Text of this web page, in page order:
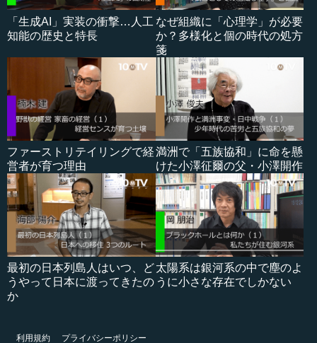
「生成AI」実装の衝撃…人工
知能の歴史と特長
なぜ組織に「心理学」が必要
か？多様化と個の時代の処方
箋
ファーストリテイリングで経
営者が育つ理由
満洲で「五族協和」に命を懸
けた小澤征爾の父・小澤開作
最初の日本列島人はいつ、ど
うやって日本に渡ってきたの
か
太陽系は銀河系の中で塵のよ
うに小さな存在でしかない
利用規約 プライバシーポリシー